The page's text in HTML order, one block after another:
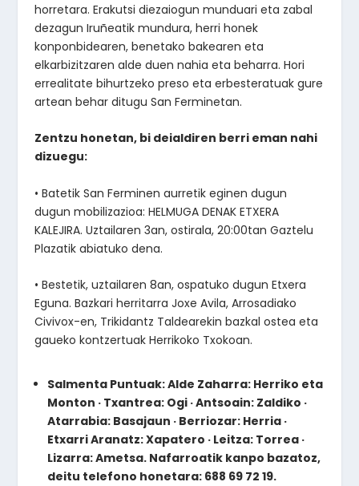
horretara. Erakutsi diezaiogun munduari eta zabal
dezagun Iruñeatik mundura, herri honek
konponbidearen, benetako bakearen eta
elkarbizitzaren alde duen nahia eta beharra. Hori
errealitate bihurtzeko preso eta erbesteratuak gure
artean behar ditugu San Ferminetan.
Zentzu honetan, bi deialdiren berri eman nahi
dizuegu:
• Batetik San Ferminen aurretik eginen dugun
dugun mobilizazioa: HELMUGA DENAK ETXERA
KALEJIRA. Uztailaren 3an, ostirala, 20:00tan Gaztelu
Plazatik abiatuko dena.
• Bestetik, uztailaren 8an, ospatuko dugun Etxera
Eguna. Bazkari herritarra Joxe Avila, Arrosadiako
Civivox-en, Trikidantz Taldearekin bazkal ostea eta
gaueko kontzertuak Herrikoko Txokoan.
Salmenta Puntuak: Alde Zaharra: Herriko eta
Monton · Txantrea: Ogi · Antsoain: Zaldiko ·
Atarrabia: Basajaun · Berriozar: Herria ·
Etxarri Aranatz: Xapatero · Leitza: Torrea ·
Lizarra: Ametsa. Nafarroatik kanpo bazatoz,
deitu telefono honetara: 688 69 72 19.